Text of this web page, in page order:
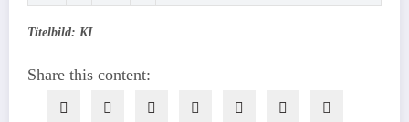
Titelbild: KI
Share this content: